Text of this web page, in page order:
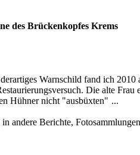
des Brückenkopfes Krems
Warnschild fand ich
Die alte
Hühner nicht "ausbüxten" ...
andere Berichte,